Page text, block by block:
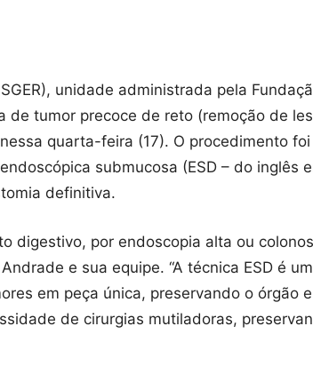
unidade administrada pela
de tumor precoce de reto (remoção de
quarta-feira (17). O procedimento
submucosa (ESD – do inglês
definitiva.
digestivo, por endoscopia alta ou
e sua equipe. “A técnica ESD é
em peça única, preservando o órgão
de cirurgias mutiladoras,